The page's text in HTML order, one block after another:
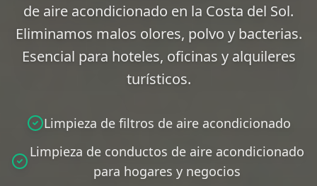
de aire acondicionado en la Costa del Sol.
Eliminamos malos olores, polvo y bacterias.
Esencial para hoteles, oficinas y alquileres
turísticos.
Limpieza de filtros de aire acondicionado
Limpieza de conductos de aire acondicionado
para hogares y negocios